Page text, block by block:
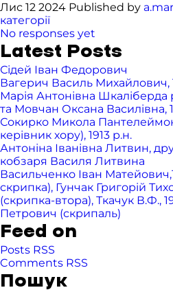
Лис 12 2024 Published by
категорії
No responses yet
Latest Posts
Сідей Іван Федорович
Вагерич Василь Михайлович,
Марія Антонівна Шкаліберда
та Мовчан Оксана Василівна,
Сокирко Микола
керівник хору), 1913 р.н.
Антоніна Іванівна Литвин,
кобзаря Василя Литвина
Васильченко Іван
скрипка), Гунчак Григорій
(скрипка-втора), Ткачук В.Ф.,
Петрович (скрипаль)
Feed on
Posts RSS
Comments RSS
Пошук